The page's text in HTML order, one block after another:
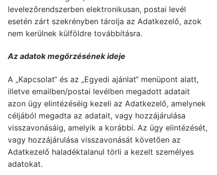
levelezőrendszerben elektronikusan, postai levél
esetén zárt szekrényben tárolja az Adatkezelő, azok
nem kerülnek külföldre továbbításra.
Az adatok megőrzésének ideje
A „Kapcsolat“ és az „Egyedi ajánlat“ menüpont alatt,
illetve emailben/postai levélben megadott adatait
azon ügy elintézéséig kezeli az Adatkezelő, amelynek
céljából megadta az adatait, vagy hozzájárulása
visszavonásáig, amelyik a korábbi. Az ügy elintézését,
vagy hozzájárulása visszavonását követően az
Adatkezelő haladéktalanul törli a kezelt személyes
adatokat.